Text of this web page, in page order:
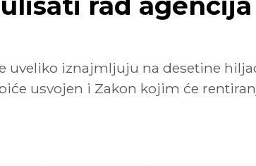
uveliko iznajmljuju na desetine
usvojen i Zakon kojim će